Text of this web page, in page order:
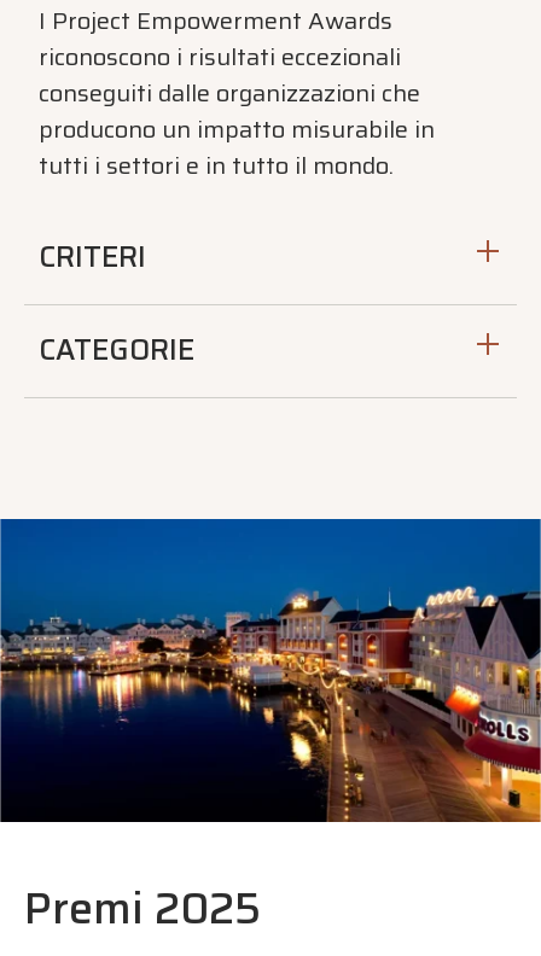
I Project Empowerment Awards
riconoscono i risultati eccezionali
conseguiti dalle organizzazioni che
producono un impatto misurabile in
tutti i settori e in tutto il mondo.
CRITERI
CATEGORIE
Premi 2025